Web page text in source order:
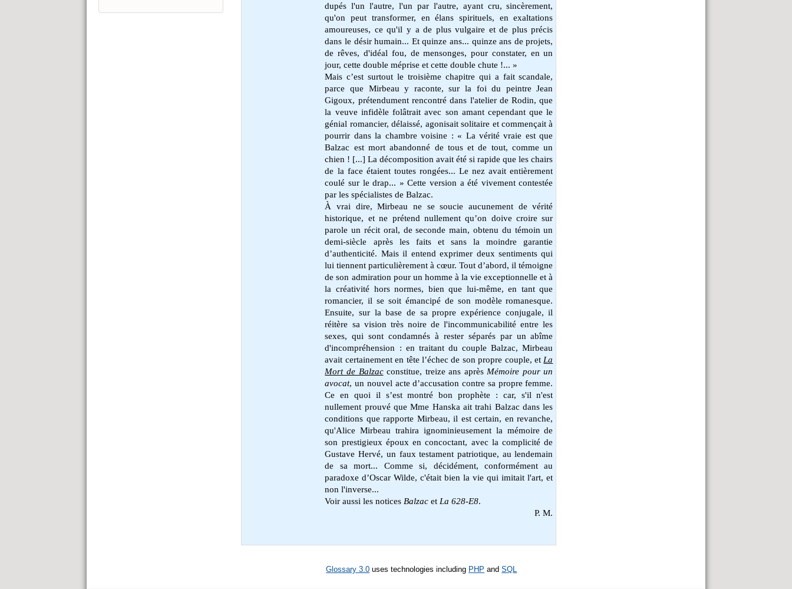
dupés l'un l'autre, l'un par l'autre, ayant cru, sincèrement,
qu'on peut transformer, en élans spirituels, en exaltations
amoureuses, ce qu'il y a de plus vulgaire et de plus précis
dans le désir humain... Et quinze ans... quinze ans de projets,
de rêves, d'idéal fou, de mensonges, pour constater, en un
jour, cette double méprise et cette double chute !... »
Mais c’est surtout le troisième chapitre qui a fait scandale,
parce que Mirbeau y raconte, sur la foi du peintre Jean
Gigoux, prétendument rencontré dans l'atelier de Rodin, que
la veuve infidèle folâtrait avec son amant cependant que le
génial romancier, délaissé, agonisait solitaire et commençait à
pourrir dans la chambre voisine : « La vérité vraie est que
Balzac est mort abandonné de tous et de tout, comme un
chien ! [...] La décomposition avait été si rapide que les chairs
de la face étaient toutes rongées... Le nez avait entièrement
coulé sur le drap... » Cette version a été vivement contestée
par les spécialistes de Balzac.
À vrai dire, Mirbeau ne se soucie aucunement de vérité
historique, et ne prétend nullement qu’on doive croire sur
parole un récit oral, de seconde main, obtenu du témoin un
demi-siècle après les faits et sans la moindre garantie
d’authenticité. Mais il entend exprimer deux sentiments qui
lui tiennent particulièrement à cœur. Tout d’abord, il témoigne
de son admiration pour un homme à la vie exceptionnelle et à
la créativité hors normes, bien que lui-même, en tant que
romancier, il se soit émancipé de son modèle romanesque.
Ensuite, sur la base de sa propre expérience conjugale, il
réitère sa vision très noire de l'incommunicabilité entre les
sexes, qui sont condamnés à rester séparés par un abîme
d'incompréhension : en traitant du couple Balzac, Mirbeau
avait certainement en tête l’échec de son propre couple, et La
Mort de Balzacconstitue, treize ans après Mémoire pour un
avocat, un nouvel acte d’accusation contre sa propre femme.
Ce en quoi il s’est montré bon prophète : car, s'il n'est
nullement prouvé que Mme Hanska ait trahi Balzac dans les
conditions que rapporte Mirbeau, il est certain, en revanche,
qu'Alice Mirbeau trahira ignominieusement la mémoire de
son prestigieux époux en concoctant, avec la complicité de
Gustave Hervé, un faux testament patriotique, au lendemain
de sa mort... Comme si, décidément, conformément au
paradoxe d’Oscar Wilde, c'était bien la vie qui imitait l'art, et
non l'inverse...
Voir aussi les notices Balzacet La 628-E8.
P. M.
Glossary 3.0 uses technologies including PHP andSQL